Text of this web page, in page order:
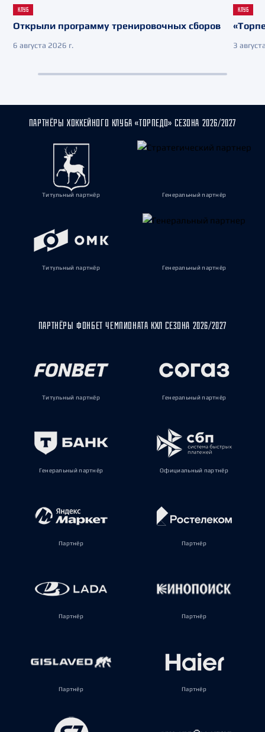
КЛУБ
Открыли программу тренировочных сборов
6 августа 2026 г.
КЛУБ
3
ПАРТНЁРЫ ХОККЕЙНОГО КЛУБА «ТОРПЕДО» СЕЗОНА 2026/2027
Титульный партнёр Генеральный партнёр
Титульный партнёр Генеральный партнёр
ПАРТНЁРЫ ФОНБЕТ ЧЕМПИОНАТА КХЛ СЕЗОНА 2026/2027
Титульный партнёр Генеральный партнёр
Генеральный партнёр Официальный партнёр
Партнёр Партнёр
Партнёр Партнёр
Партнёр Партнёр